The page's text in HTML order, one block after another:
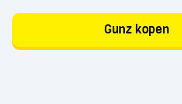
Gunz kopen